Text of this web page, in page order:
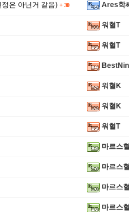
은 아닌거 같음) + 30 Ares학
워혈T
워혈T
워혈K
워혈K
워혈T
마르스
마르스
마르스
마르스